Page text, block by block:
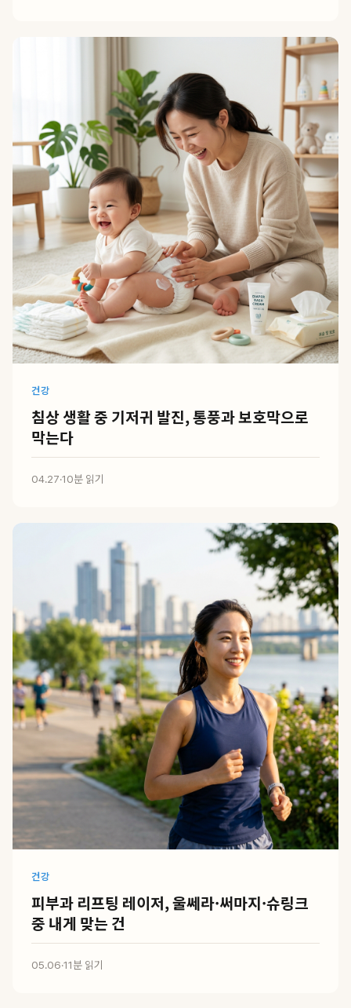
건강
침상 생활 중 기저귀 발진, 통풍과 보호막으로
막는다
04.27·10분 읽기
건강
피부과 리프팅 레이저, 울쎄라·써마지·슈링크
중 내게 맞는 건
05.06·11분 읽기